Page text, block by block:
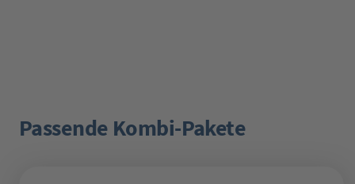
Produktgalerie überspringen
Passende Kombi-Pakete